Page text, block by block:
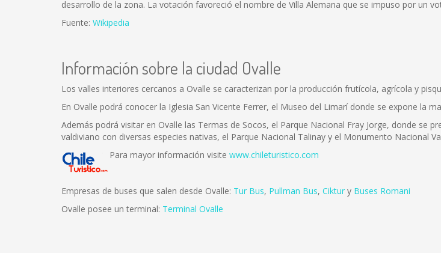
desarrollo de la zona. La votación favoreció el nombre de Villa Alemana que se impuso por un
Fuente: Wikipedia
Información sobre la ciudad Ovalle
Los valles interiores cercanos a Ovalle se caracterizan por la producción frutícola, agrícola y
En Ovalle podrá conocer la Iglesia San Vicente Ferrer, el Museo del Limarí donde se expone la
Además podrá visitar en Ovalle las Termas de Socos, el Parque Nacional Fray Jorge, donde se
valdiviano con diversas especies nativas, el Parque Nacional Talinay y el Monumento Nacional
Para mayor información visite www.chileturistico.com
Empresas de buses que salen desde Ovalle: Tur Bus, Pullman Bus, Ciktur y Buses Romani
Ovalle posee un terminal: Terminal Ovalle